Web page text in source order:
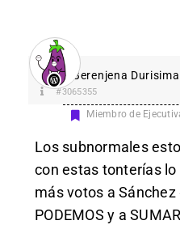
Berenjena Durisima
#3065355
Miembro de
Los subnormales
con estas tonterías lo
más votos a
PODEMOS y a SUMAR